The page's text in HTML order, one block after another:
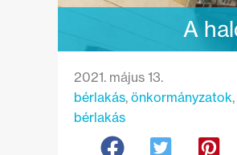
A
2021. május 13.
bérlakás, önkormányzatok,
bérlakás